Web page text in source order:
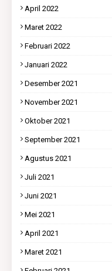
April 2022
Maret 2022
Februari 2022
Januari 2022
Desember 2021
November 2021
Oktober 2021
September 2021
Agustus 2021
Juli 2021
Juni 2021
Mei 2021
April 2021
Maret 2021